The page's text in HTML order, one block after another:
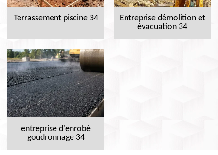
Terrassement piscine 34
Entreprise démolition et
évacuation 34
entreprise d'enrobé
goudronnage 34